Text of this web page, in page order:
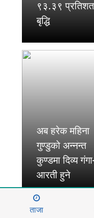
९३.३९
बृद्धि
अब हरेक महिना
गुण्डुको अन्नन्त
कुण्डमा दिव्य
आरती हुने
ताजा